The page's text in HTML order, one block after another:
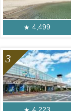
4,499